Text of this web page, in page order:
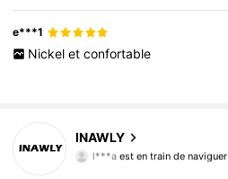
e***1
Nickel et confortable
INAWLY
4,82
1.1M Suiveurs
l***a est en train de naviguer